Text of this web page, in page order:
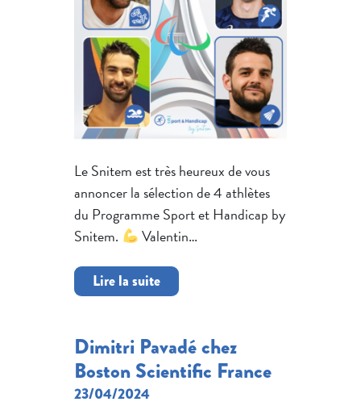
Le Snitem est très heureux de vous
annoncer la sélection de 4 athlètes
du Programme Sport et Handicap by
Snitem.
Valentin…
Lire la suite
Dimitri Pavadé chez
Boston Scientific France
23/04/2024